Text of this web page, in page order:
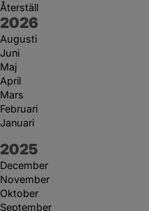
Återställ
År:
2026
Augusti
Juni
Maj
April
Mars
Februari
Januari
År:
2025
December
November
Oktober
September